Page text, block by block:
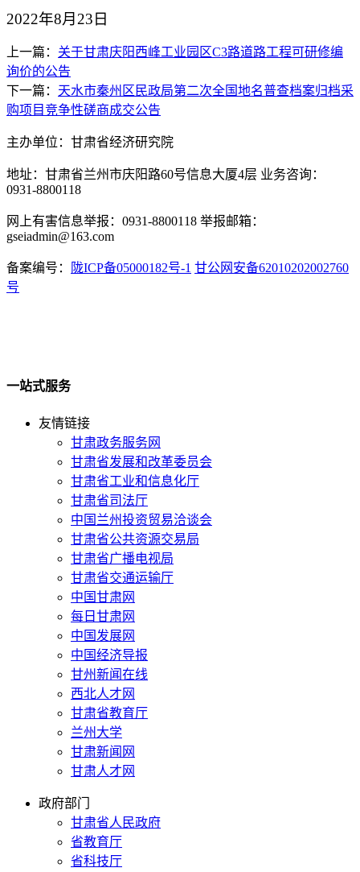
2022年8月23日
上一篇： 关于甘肃庆阳西峰工业园区C3路道路工程可研修编
询价的公告
下一篇： 天水市秦州区民政局第二次全国地名普查档案归档采
购项目竞争性磋商成交公告
主办单位：甘肃省经济研究院
地址：甘肃省兰州市庆阳路60号信息大厦4层 业务咨询：
0931-8800118
网上有害信息举报：0931-8800118 举报邮箱：
gseiadmin@163.com
备案编号： 陇ICP备05000182号-1 甘公网安备62010202002760
号
一站式服务
友情链接
甘肃政务服务网
甘肃省发展和改革委员会
甘肃省工业和信息化厅
甘肃省司法厅
中国兰州投资贸易洽谈会
甘肃省公共资源交易局
甘肃省广播电视局
甘肃省交通运输厅
中国甘肃网
每日甘肃网
中国发展网
中国经济导报
甘州新闻在线
西北人才网
甘肃省教育厅
兰州大学
甘肃新闻网
甘肃人才网
政府部门
甘肃省人民政府
省教育厅
省科技厅